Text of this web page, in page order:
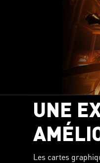
UNE
Les cartes